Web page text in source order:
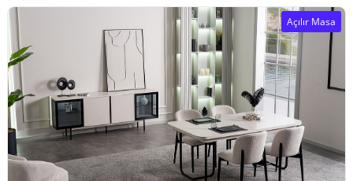
Açılır Masa